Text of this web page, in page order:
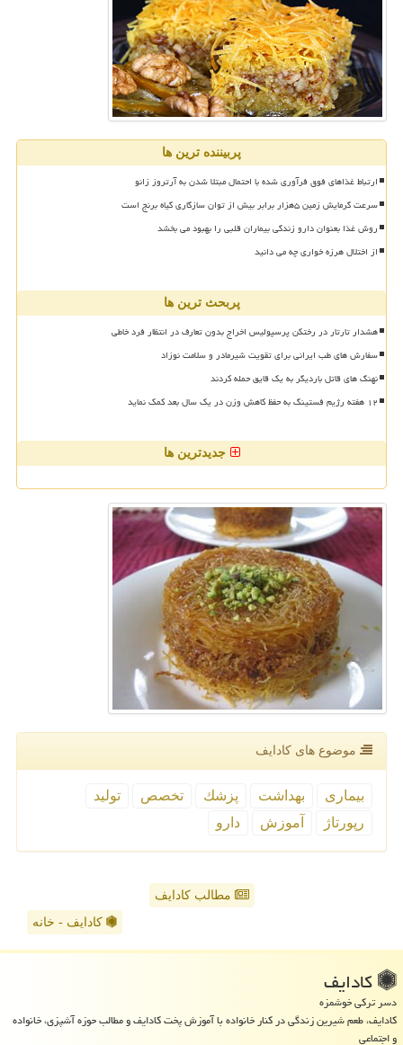
پربیننده ترین ها
ارتباط غذاهای فوق فرآوری شده با احتمال مبتلا شدن به آرتروز زانو
سرعت گرمایش زمین ۵هزار برابر بیش از توان سازگاری گیاه برنج است
روش غذا بعنوان دارو زندگی بیماران قلبی را بهبود می بخشد
از اختلال هرزه خواری چه می دانید
پربحث ترین ها
هشدار تارتار در رختکن پرسپولیس اخراج بدون تعارف در انتظار فرد خاطی
سفارش های طب ایرانی برای تقویت شیرمادر و سلامت نوزاد
نهنگ های قاتل باردیگر به یک قایق حمله کردند
۱۲ هفته رژیم فستینگ به حفظ کاهش وزن در یک سال بعد کمک نماید
جدیدترین ها
موضوع های كادایف
بیماری بهداشت پزشك تخصص
تولید
رپورتاژ
آموزش دارو
مطالب کادایف
کادایف - خانه
كادایف
دسر ترکی خوشمزه
کادایف، طعم شیرین زندگی در کنار خانواده با آموزش پخت کادایف و مطالب حوزه آشپزی، خانواده
و اجتماعی